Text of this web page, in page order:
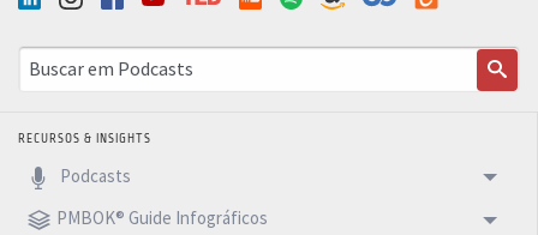
RECURSOS & INSIGHTS
Podcasts
PMBOK® Guide Infográficos